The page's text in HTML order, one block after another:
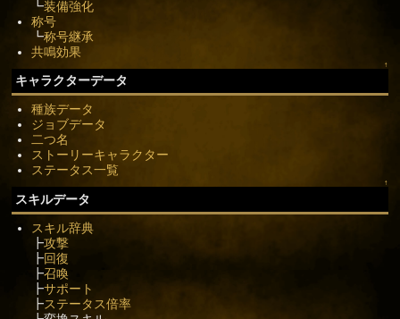
┗装備強化
称号
┗称号継承
共鳴効果
↑
キャラクターデータ
種族データ
ジョブデータ
二つ名
ストーリーキャラクター
ステータス一覧
↑
スキルデータ
スキル辞典
┣攻撃
┣回復
┣召喚
┣サポート
┣ステータス倍率